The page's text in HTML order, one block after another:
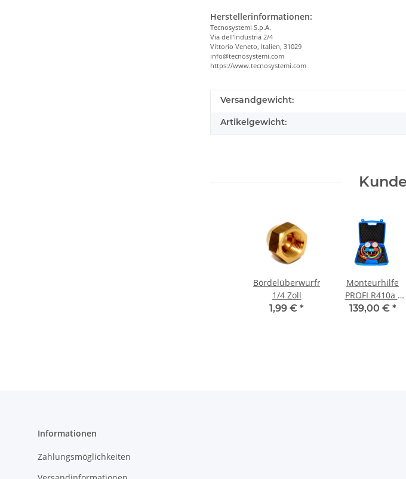
Herstellerinformationen:
Tecnosystemi S.p.A.
Via dell'Industria 2/4
Vittorio Veneto, Italien, 31029
info@tecnosystemi.com
https://www.tecnosystemi.com
Versandgewicht:
Artikelgewicht:
Bördelüberwurfmutter
1/4 Zoll
1,99 € *
Monteurhilfe
PROFI R410a /
R32 für
139,00 € *
Informationen
Zahlungsmöglichkeiten